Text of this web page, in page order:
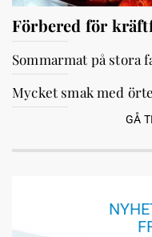
Förbered för
Sommarmat på stora
Mycket smak med
GÅ